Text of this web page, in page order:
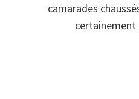
camarades
certainement